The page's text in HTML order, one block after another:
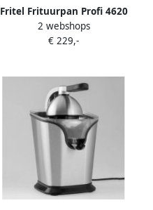
Fritel Frituurpan Profi 4620
Professionele Frietketel met
Antistofdeksel Friteuse voor
Verwarmingselement
3300W 8L Incl. Kraan
2 webshops
€ 229,-